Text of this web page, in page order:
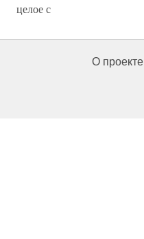
целое с
О проекте